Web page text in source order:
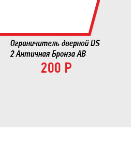
Ограничитель дверной DS
2 Античная Бронза AB
200 Р